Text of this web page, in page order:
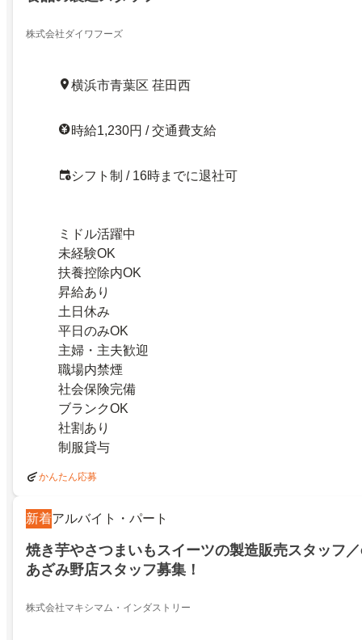
株式会社ダイワフーズ
横浜市青葉区 荏田西
時給1,230円 / 交通費支給
シフト制 / 16時までに退社可
ミドル活躍中
未経験OK
扶養控除内OK
昇給あり
土日休み
平日のみOK
主婦・主夫歓迎
職場内禁煙
社会保険完備
ブランクOK
社割あり
制服貸与
かんたん応募
新着アルバイト・パート
焼き芋やさつまいもスイーツの製造販売スタッフ
あざみ野店スタッフ募集！
株式会社マキシマム・インダストリー